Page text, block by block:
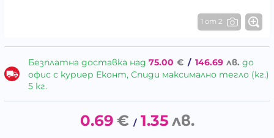
1 от 2
Безплатна доставка над 75.00 € / 146.69 лв. до
офис с куриер Еконт, Спиди максимално тегло (кг.)
5 кг.
0.69 € / 1.35 лв.